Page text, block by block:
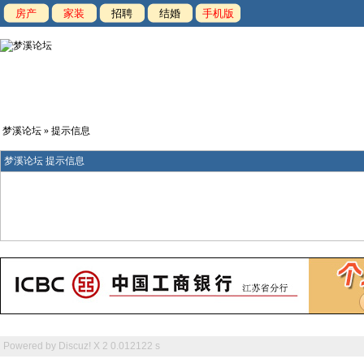
房产 家装 招聘 结婚 手机版
梦溪论坛 » 提示信息
梦溪论坛 提示信息
Powered by Discuz! X 2 0.012122 s